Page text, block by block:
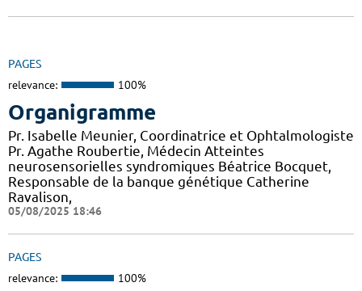
PAGES
relevance: 100%
Organigramme
Pr. Isabelle Meunier, Coordinatrice et Ophtalmologiste
Pr. Agathe Roubertie, Médecin Atteintes
neurosensorielles syndromiques Béatrice Bocquet,
Responsable de la banque génétique Catherine
Ravalison,
05/08/2025 18:46
PAGES
relevance: 100%